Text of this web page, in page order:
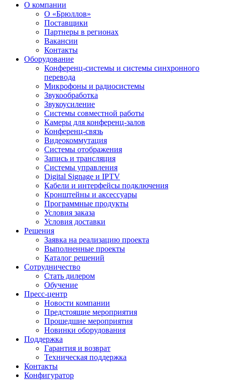
О компании
О «Брюллов»
Поставщики
Партнеры в регионах
Вакансии
Контакты
Оборудование
Конференц-системы и системы синхронного
перевода
Микрофоны и радиосистемы
Звукообработка
Звукоусиление
Системы совместной работы
Камеры для конференц-залов
Конференц-связь
Видеокоммутация
Системы отображения
Запись и трансляция
Системы управления
Digital Signage и IPTV
Кабели и интерфейсы подключения
Кронштейны и аксессуары
Программные продукты
Условия заказа
Условия доставки
Решения
Заявка на реализацию проекта
Выполненные проекты
Каталог решений
Сотрудничество
Стать дилером
Обучение
Пресс-центр
Новости компании
Предстоящие мероприятия
Прошедшие мероприятия
Новинки оборудования
Поддержка
Гарантия и возврат
Техническая поддержка
Контакты
Конфигуратор